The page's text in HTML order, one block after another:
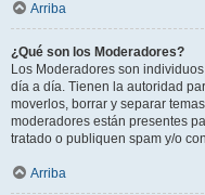
Arriba
¿Qué son los Moderadores?
Los Moderadores son
día a día. Tienen la autoridad
moverlos, borrar y separar
moderadores están presentes
tratado o publiquen spam y/o
Arriba